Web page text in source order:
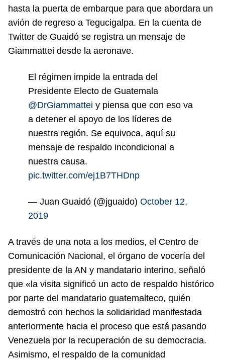
hasta la puerta de embarque para que abordara un
avión de regreso a Tegucigalpa. En la cuenta de
Twitter de Guaidó se registra un mensaje de
Giammattei desde la aeronave.
El régimen impide la entrada del
Presidente Electo de Guatemala
@DrGiammattei y piensa que con eso va
a detener el apoyo de los líderes de
nuestra región. Se equivoca, aquí su
mensaje de respaldo incondicional a
nuestra causa.
pic.twitter.com/ej1B7THDnp
— Juan Guaidó (@jguaido) October 12,
2019
A través de una nota a los medios, el Centro de
Comunicación Nacional, el órgano de vocería del
presidente de la AN y mandatario interino, señaló
que «la visita significó un acto de respaldo histórico
por parte del mandatario guatemalteco, quién
demostró con hechos la solidaridad manifestada
anteriormente hacia el proceso que está pasando
Venezuela por la recuperación de su democracia.
Asimismo, el respaldo de la comunidad